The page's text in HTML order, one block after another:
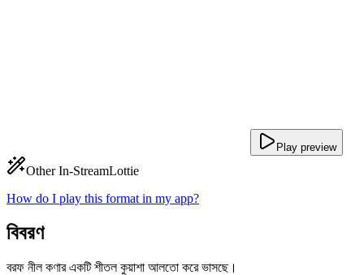
Play preview
Other In-StreamLottie
How do I play this format in my app?
বিবরণ
বরফ নীল কণার একটি শীতল কুয়াশা আলতো করে ভাসছে।